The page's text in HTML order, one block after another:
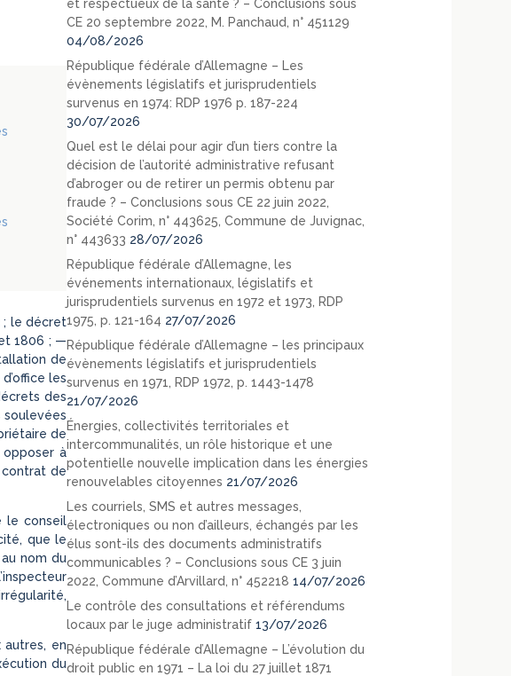
; le décret
1806 ; —
de
les
des
soulevées
de
opposer à
contrat de
le conseil
que le
nom du
autres, en
du
et respectueux de la santé ? – Conclusions sous
CE 20 septembre 2022, M. Panchaud, n° 451129
04/08/2026
République fédérale d’Allemagne – Les
évènements législatifs et jurisprudentiels
survenus en 1974: RDP 1976 p. 187-224
30/07/2026
Quel est le délai pour agir d’un tiers contre la
décision de l’autorité administrative refusant
d’abroger ou de retirer un permis obtenu par
fraude ? – Conclusions sous CE 22 juin 2022,
Société Corim, n° 443625, Commune de Juvignac,
n° 443633 28/07/2026
République fédérale d’Allemagne, les
événements internationaux, législatifs et
jurisprudentiels survenus en 1972 et 1973, RDP
1975, p. 121-164 27/07/2026
République fédérale d’Allemagne – les principaux
évènements législatifs et jurisprudentiels
survenus en 1971, RDP 1972, p. 1443-1478
21/07/2026
Énergies, collectivités territoriales et
intercommunalités, un rôle historique et une
potentielle nouvelle implication dans les énergies
renouvelables citoyennes 21/07/2026
Les courriels, SMS et autres messages,
électroniques ou non d’ailleurs, échangés par les
élus sont-ils des documents administratifs
communicables ? – Conclusions sous CE 3 juin
2022, Commune d’Arvillard, n° 452218 14/07/2026
Le contrôle des consultations et référendums
locaux par le juge administratif 13/07/2026
République fédérale d’Allemagne – L’évolution du
droit public en 1971 – La loi du 27 juillet 1871